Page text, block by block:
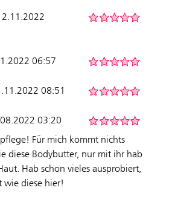
06:57
08:51
03:20
Für mich kommt nichts
diese Bodybutter, nur mit ihr hab
Hab schon vieles ausprobiert,
wie diese hier!